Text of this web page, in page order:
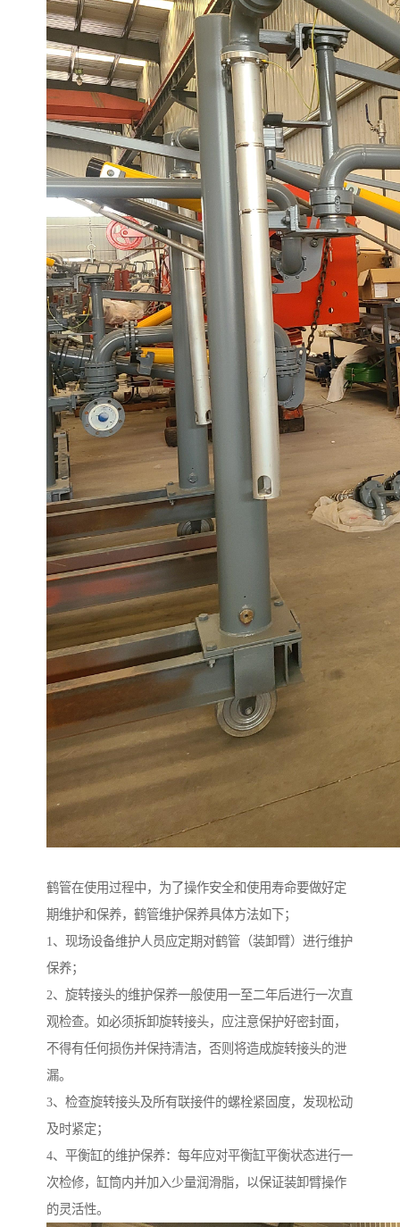
鹤管在使用过程中，为了操作安全和使用寿命要做好定
期维护和保养，鹤管维护保养具体方法如下；
1、现场设备维护人员应定期对鹤管（装卸臂）进行维护
保养；
2、旋转接头的维护保养一般使用一至二年后进行一次直
观检查。如必须拆卸旋转接头，应注意保护好密封面，
不得有任何损伤并保持清洁，否则将造成旋转接头的泄
漏。
3、检查旋转接头及所有联接件的螺栓紧固度，发现松动
及时紧定；
4、平衡缸的维护保养：每年应对平衡缸平衡状态进行一
次检修，缸筒内并加入少量润滑脂，以保证装卸臂操作
的灵活性。